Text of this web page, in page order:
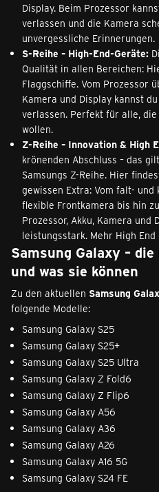
Display. Beim Prozessor
verlassen und die Kamera
unvergessliche Erinnerungen.
S-Reihe – High-End-Geräte:
Qualität in allen Bereichen:
Flaggschiffe. Vom Prozessor
Kamera und Display kannst
verlassen. Perfekt für alle,
wollen.
Z-Reihe – Innovation & High
krönenden Abschluss – das
Samsungs Z-Reihe. Hier
gewissen Extra: Vom falt-
flexible Frontkamera bis hin
Prozessor, Akku, Kamera und
leistungsstark. Mehr High
Samsung Galaxy –
und was sie können
Zu den aktuellen Samsung
folgende Modelle:
Samsung Galaxy S25
Samsung Galaxy S25+
Samsung Galaxy S25 Ultra
Samsung Galaxy Z Fold6
Samsung Galaxy Z Flip6
Samsung Galaxy A56
Samsung Galaxy A36
Samsung Galaxy A26
Samsung Galaxy A16 5G
Samsung Galaxy S24 FE